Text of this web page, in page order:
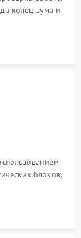
колец зума и
царапин,
байонета.
блоков,
положения
при